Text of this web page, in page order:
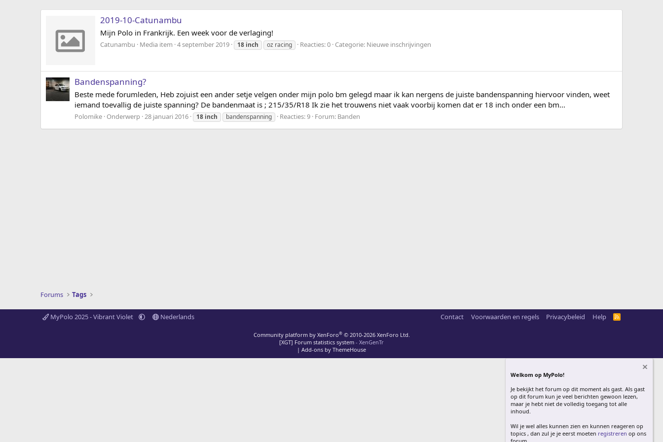
2019-10-Catunambu
Mijn Polo in Frankrijk. Een week voor de verlaging!
Catunambu Media item 4 september 2019 18 inch oz racing Reacties: 0 Categorie: Nieuwe inschrijvingen
Bandenspanning?
Beste mede forumleden, Heb zojuist een ander setje velgen onder mijn polo bm gelegd maar ik kan nergens de juiste bandenspanning hiervoor vinden, weet
iemand toevallig de juiste spanning? De bandenmaat is ; 215/35/R18 Ik zie het trouwens niet vaak voorbij komen dat er 18 inch onder een bm...
Polomike Onderwerp 28 januari 2016 18 inch bandenspanning Reacties: 9 Forum: Banden
Forums Tags
MyPolo 2025 - Vibrant Violet Nederlands Contact Voorwaarden en regels Privacybeleid Help
R
Community platform by XenForo® © 2010-2026 XenForo Ltd.
[XGT] Forum statistics system - XenGenTr
| Add-ons by ThemeHouse
Welkom op MyPolo!
Je bekijkt het forum op dit moment als gast. Als gast
op dit forum kun je veel berichten gewoon lezen,
maar je hebt niet de volledig toegang tot alle
inhoud.
Wil je wel alles kunnen zien en kunnen reageren op
topics , dan zul je je eerst moeten registreren op ons